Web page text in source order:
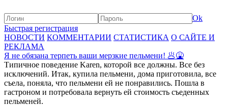
Ok
Быстрая регистрация
НОВОСТИ КОММЕНТАРИИ СТАТИСТИКА О САЙТЕ И
РЕКЛАМА
Я не обязана терпеть ваши мерзкие пельмени! 🥟🤮
Типичное поведение Karen, которой все должны. Все без
исключений. Итак, купила пельмени, дома приготовила, все
съела, поняла, что пельмени ей не понравились. Пошла в
гастроном и потребовала вернуть ей стоимость съеденных
пельменей.